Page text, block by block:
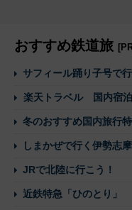
おすすめ鉄道旅
サフィール踊り子号で
楽天トラベル 国内宿泊
冬のおすすめ国内旅行
しまかぜで行く伊勢志摩
JRで北陸に行こう！
近鉄特急「ひのとり」